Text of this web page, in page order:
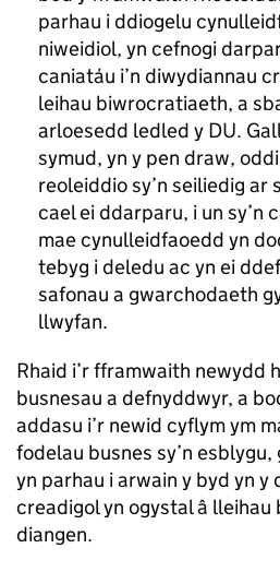
parhau i ddiogelu
niweidiol, yn cefnogi
caniatáu i’n diwydiannau
leihau biwrocratiaeth, a
arloesedd ledled y DU.
symud, yn y pen draw,
reoleiddio sy’n seiliedig ar
cael ei ddarparu, i un sy’n
mae cynulleidfaoedd yn
tebyg i deledu ac yn ei
safonau a gwarchodaeth
llwyfan.
Rhaid i’r fframwaith newydd
busnesau a defnyddwyr, a
addasu i’r newid cyflym ym
fodelau busnes sy’n
yn parhau i arwain y byd yn y
creadigol yn ogystal â
diangen.